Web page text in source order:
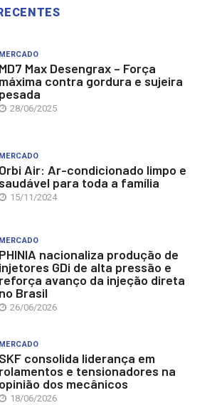
MERCADO
MD7 Max Desengrax – Força
máxima contra gordura e sujeira
pesada
28/06/2025
MERCADO
Orbi Air: Ar-condicionado limpo e
saudável para toda a família
15/11/2024
MERCADO
PHINIA nacionaliza produção de
injetores GDi de alta pressão e
reforça avanço da injeção direta
no Brasil
26/06/2026
MERCADO
SKF consolida liderança em
rolamentos e tensionadores na
opinião dos mecânicos
18/06/2026